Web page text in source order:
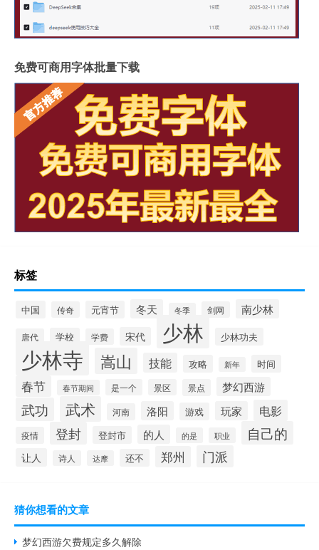
免费可商用字体批量下载
标签
中国 传奇 元宵节 冬天 冬季 剑网 南少林
唐代 学校 学费 宋代 少林 少林功夫
少林寺 嵩山 技能 攻略 新年 时间
春节 春节期间 是一个 景区 景点 梦幻西游
武功 武术 河南 洛阳 游戏 玩家 电影
疫情 登封 登封市 的人 的是 职业 自己的
让人 诗人 达摩 还不 郑州 门派
猜你想看的文章
梦幻西游欠费规定多久解除